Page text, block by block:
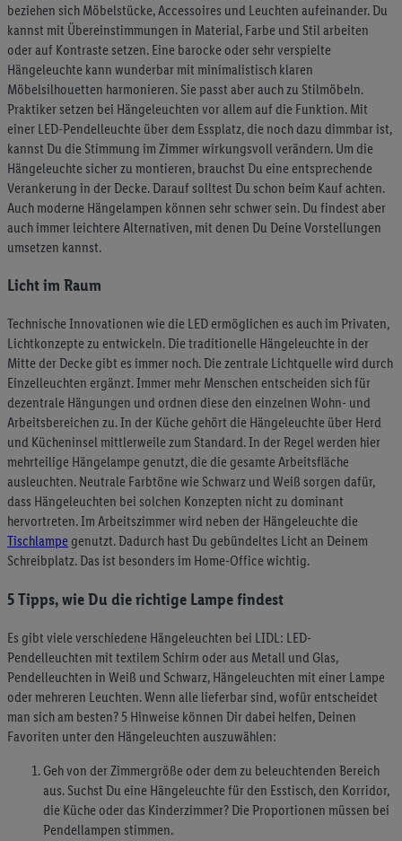
beziehen sich Möbelstücke, Accessoires und Leuchten aufeinander. Du
kannst mit Übereinstimmungen in Material, Farbe und Stil arbeiten
oder auf Kontraste setzen. Eine barocke oder sehr verspielte
Hängeleuchte kann wunderbar mit minimalistisch klaren
Möbelsilhouetten harmonieren. Sie passt aber auch zu Stilmöbeln.
Praktiker setzen bei Hängeleuchten vor allem auf die Funktion. Mit
einer LED-Pendelleuchte über dem Essplatz, die noch dazu dimmbar ist,
kannst Du die Stimmung im Zimmer wirkungsvoll verändern. Um die
Hängeleuchte sicher zu montieren, brauchst Du eine entsprechende
Verankerung in der Decke. Darauf solltest Du schon beim Kauf achten.
Auch moderne Hängelampen können sehr schwer sein. Du findest aber
auch immer leichtere Alternativen, mit denen Du Deine Vorstellungen
umsetzen kannst.
Licht im Raum
Technische Innovationen wie die LED ermöglichen es auch im Privaten,
Lichtkonzepte zu entwickeln. Die traditionelle Hängeleuchte in der
Mitte der Decke gibt es immer noch. Die zentrale Lichtquelle wird durch
Einzelleuchten ergänzt. Immer mehr Menschen entscheiden sich für
dezentrale Hängungen und ordnen diese den einzelnen Wohn- und
Arbeitsbereichen zu. In der Küche gehört die Hängeleuchte über Herd
und Kücheninsel mittlerweile zum Standard. In der Regel werden hier
mehrteilige Hängelampe genutzt, die die gesamte Arbeitsfläche
ausleuchten. Neutrale Farbtöne wie Schwarz und Weiß sorgen dafür,
dass Hängeleuchten bei solchen Konzepten nicht zu dominant
hervortreten. Im Arbeitszimmer wird neben der Hängeleuchte die
Tischlampe genutzt. Dadurch hast Du gebündeltes Licht an Deinem
Schreibplatz. Das ist besonders im Home-Office wichtig.
5 Tipps, wie Du die richtige Lampe findest
Es gibt viele verschiedene Hängeleuchten bei LIDL: LED-
Pendelleuchten mit textilem Schirm oder aus Metall und Glas,
Pendelleuchten in Weiß und Schwarz, Hängeleuchten mit einer Lampe
oder mehreren Leuchten. Wenn alle lieferbar sind, wofür entscheidet
man sich am besten? 5 Hinweise können Dir dabei helfen, Deinen
Favoriten unter den Hängeleuchten auszuwählen:
Geh von der Zimmergröße oder dem zu beleuchtenden Bereich
aus. Suchst Du eine Hängeleuchte für den Esstisch, den Korridor,
die Küche oder das Kinderzimmer? Die Proportionen müssen bei
Pendellampen stimmen.